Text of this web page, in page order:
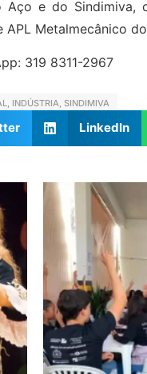
e do Sindimiva,
Metalmecânico
319 8311-2967
, INDÚSTRIA, SINDIMIVA
LinkedIn